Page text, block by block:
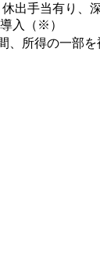
出手当有り、
入（※）
、所得の一部